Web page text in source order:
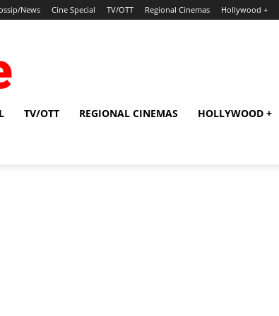
News Cine Special TV/OTT Regional Cinemas Hollywood +
TV/OTT REGIONAL CINEMAS HOLLYWOOD +